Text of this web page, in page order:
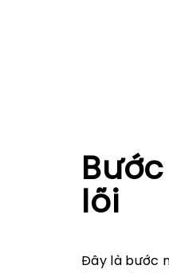
lõi
Đây là bước